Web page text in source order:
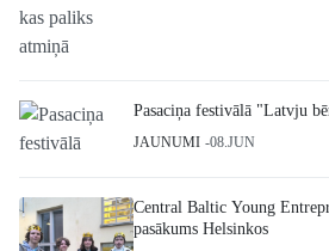
Pasaciņa festivālā "Latvju
JAUNUMI 08.JUN
Central Baltic Young
pasākums Helsinkos